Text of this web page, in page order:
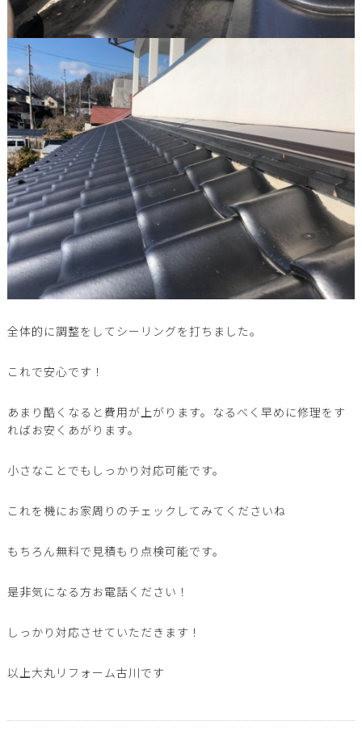
全体的に調整をしてシーリングを打ちました。
これで安心です！
あまり酷くなると費用が上がります。なるべく早めに修理をす
ればお安くあがります。
小さなことでもしっかり対応可能です。
これを機にお家周りのチェックしてみてくださいね
もちろん無料で見積もり点検可能です。
是非気になる方お電話ください！
しっかり対応させていただきます！
以上大丸リフォーム古川です